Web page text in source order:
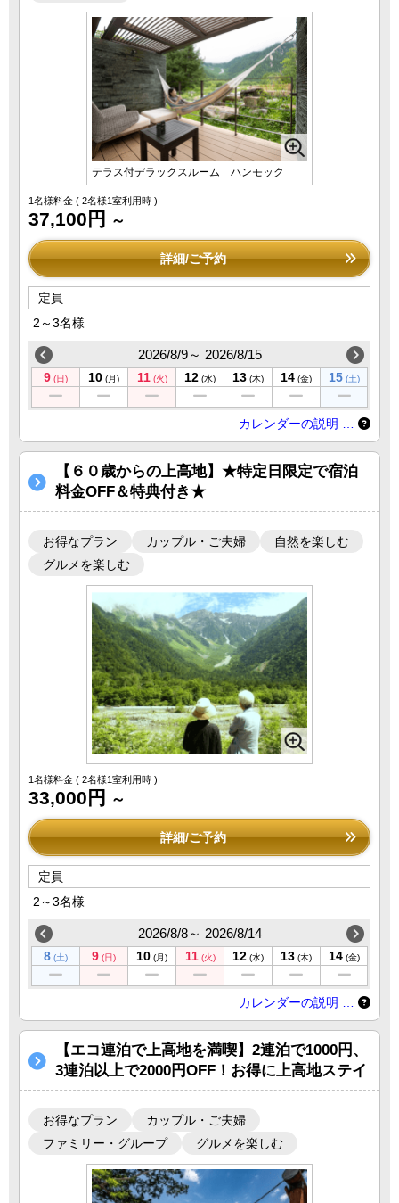
テラス付デラックスルーム ハンモック
1名様料金 ( 2名様1室利用時 )
37,100円 ～
詳細/ご予約
定員
2～3名様
2026/8/9～ 2026/8/15
9 (日) 10 (月) 11 (火) 12 (水) 13 (木) 14 (金) 15 (土)
カレンダーの説明 …
【６０歳からの上高地】★特定日限定で宿泊
料金OFF＆特典付き★
お得なプラン カップル・ご夫婦
自然を楽しむ
グルメを楽しむ
1名様料金 ( 2名様1室利用時 )
33,000円 ～
詳細/ご予約
定員
2～3名様
2026/8/8～ 2026/8/14
8 (土) 9 (日) 10 (月) 11 (火) 12 (水) 13 (木) 14 (金)
カレンダーの説明 …
【エコ連泊で上高地を満喫】2連泊で1000円、
3連泊以上で2000円OFF！お得に上高地ステイ
お得なプラン
カップル・ご夫婦
ファミリー・グループ
グルメを楽しむ